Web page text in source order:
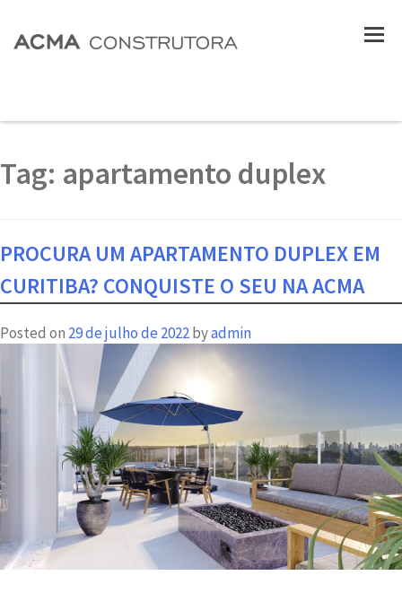
Tag: apartamento duplex
PROCURA UM APARTAMENTO DUPLEX EM
CURITIBA? CONQUISTE O SEU NA ACMA
Posted on 29 de julho de 2022byadmin